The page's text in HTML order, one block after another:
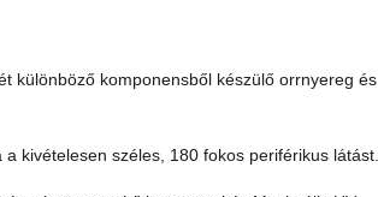
különböző komponensből készülő orrnyereg és
kivételesen széles, 180 fokos periférikus látást.